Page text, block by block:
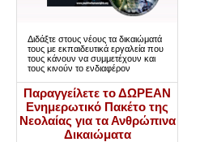
Διδάξτε στους νέους τα δικαιώματά
τους με εκπαιδευτικά εργαλεία που
τους κάνουν να συμμετέχουν και
τους κινούν το ενδιαφέρον
Παραγγείλετε το ΔΩΡΕΑΝ
Ενημερωτικό Πακέτο της
Νεολαίας για τα Ανθρώπινα
Δικαιώματα